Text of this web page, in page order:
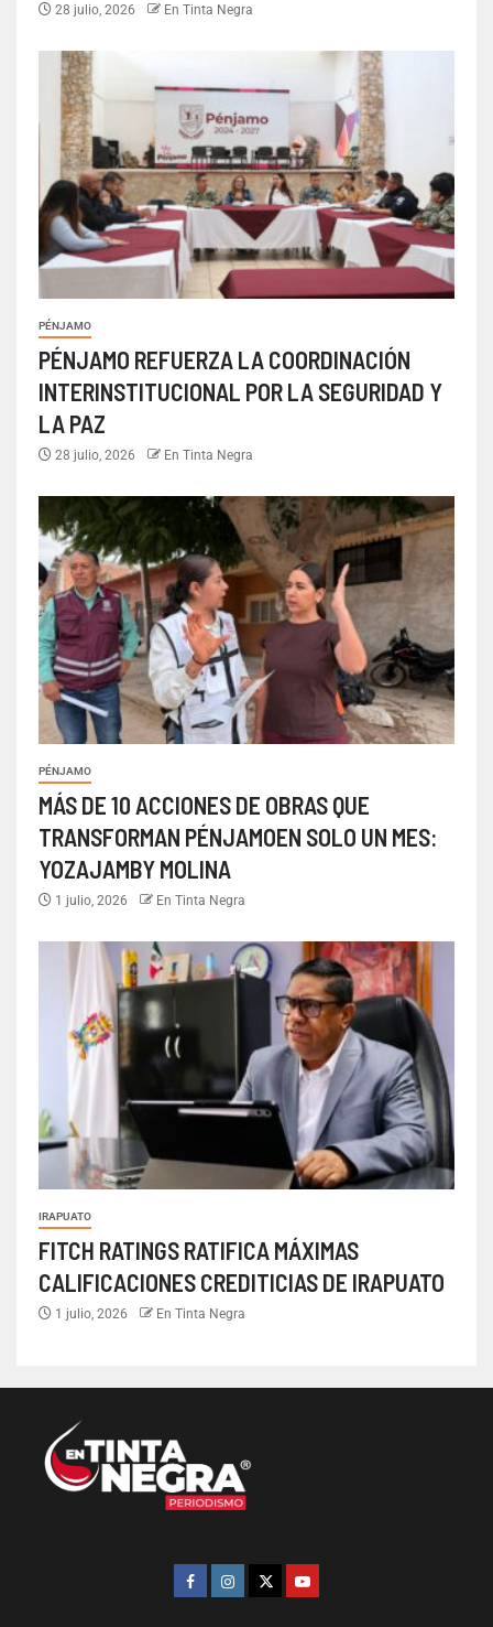
28 julio, 2026 En Tinta Negra
PÉNJAMO
PÉNJAMO REFUERZA LA COORDINACIÓN
INTERINSTITUCIONAL POR LA SEGURIDAD Y
LA PAZ
28 julio, 2026 En Tinta Negra
PÉNJAMO
MÁS DE 10 ACCIONES DE OBRAS QUE
TRANSFORMAN PÉNJAMOEN SOLO UN MES:
YOZAJAMBY MOLINA
1 julio, 2026 En Tinta Negra
IRAPUATO
FITCH RATINGS RATIFICA MÁXIMAS
CALIFICACIONES CREDITICIAS DE IRAPUATO
1 julio, 2026 En Tinta Negra